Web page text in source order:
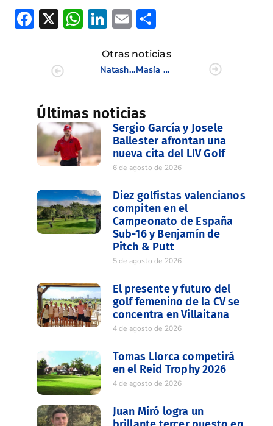
Facebook
X WhatsApp
LinkedIn
Email
Otras noticias
Natasha Fear brillante Campeona de un pasado por agua IV Campeonato de Castellón
Masía de las Estrellas se ha proclamado campeón de la quinta edición del Campeonato de España Interclubes de Pitch & Putt
Últimas noticias
Sergio García y Josele
Ballester afrontan una
nueva cita del LIV Golf
6 de agosto de 2026
Diez golfistas valencianos
compiten en el
Campeonato de España
Sub-16 y Benjamín de
Pitch & Putt
5 de agosto de 2026
El presente y futuro del
golf femenino de la CV se
concentra en Villaitana
4 de agosto de 2026
Tomas Llorca competirá
en el Reid Trophy 2026
4 de agosto de 2026
Juan Miró logra un